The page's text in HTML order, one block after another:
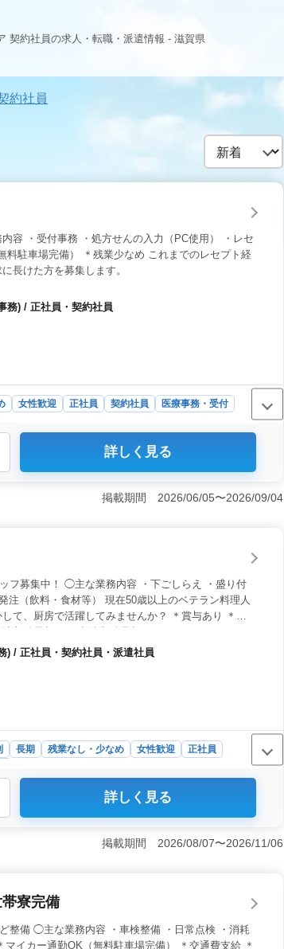
契約社員の求人・転職・派遣情報 - 滋賀県
約社員
容 ・受付事務 ・処方せんの入力（PC使用） ・レセ
料駐車場完備） ＊残業少なめ これまでのレセプト経
長けた方を募集します。
務) / 正社員・契約社員
女性歓迎 正社員 契約社員 医療事務・受付
業務後の時間も確保しやすい職場です。長期的
して業務に取り組めます。 ＜経験を活かせる
活躍できます。 ＜通勤＋待遇充実＞ 無料駐車
詳しく見る
掲載期間 2026/06/05〜2026/09/04
フ募集中！ ◯主な業務内容 ・下ごしらえ ・盛り付
注（飲料・食材等） 現在50歳以上のベテラン料理人
て、厨房で活躍してみませんか？ ＊賞与あり ＊昇
) / 正社員・契約社員・派遣社員
長期 残業なし・少なめ 女性歓迎
正社員
場で、中高年のベテランも在籍。調理経験があ
水準で、賞与年2回（計3ヶ月分）や昇給制度
働き続けやすい職場環境が整っています。健康
詳しく見る
掲載期間 2026/08/07〜2026/11/06
寮完備
整備 ◯主な業務内容 ・車検整備 ・日常点検 ・消耗
イカー通勤OK（無料駐車場完備） ＊交通費支給 ＊